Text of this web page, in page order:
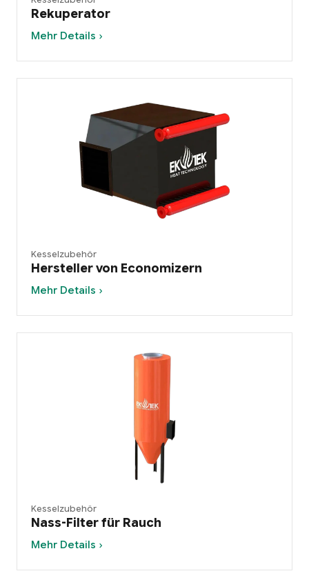
Rekuperator
Mehr Details ›
Kesselzubehör
Hersteller von Economizern
Mehr Details ›
Kesselzubehör
Nass-Filter für Rauch
Mehr Details ›